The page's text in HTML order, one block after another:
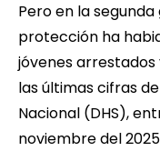
Pero en la
protección ha
jóvenes arrestados
las últimas cifras
Nacional (DHS),
noviembre del